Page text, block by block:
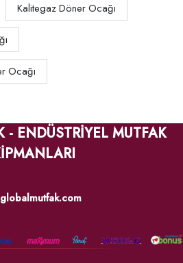
Kalitegaz Döner Ocağı
Ocağı
- ENDÜSTRİYEL MUTFAK